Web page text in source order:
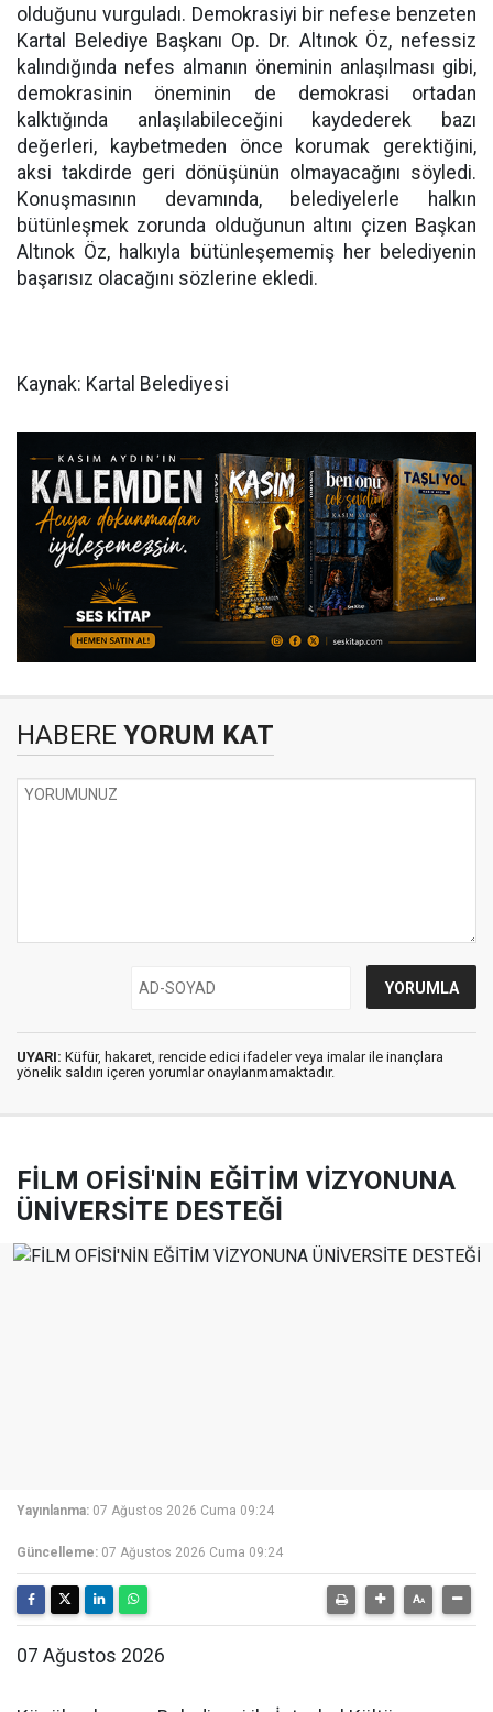
olduğunu vurguladı. Demokrasiyi bir nefese benzeten
Kartal Belediye Başkanı Op. Dr. Altınok Öz, nefessiz
kalındığında nefes almanın öneminin anlaşılması gibi,
demokrasinin öneminin de demokrasi ortadan
kalktığında anlaşılabileceğini kaydederek bazı
değerleri, kaybetmeden önce korumak gerektiğini,
aksi takdirde geri dönüşünün olmayacağını söyledi.
Konuşmasının devamında, belediyelerle halkın
bütünleşmek zorunda olduğunun altını çizen Başkan
Altınok Öz, halkıyla bütünleşememiş her belediyenin
başarısız olacağını sözlerine ekledi.
Kaynak: Kartal Belediyesi
HABERE YORUM KAT
UYARI: Küfür, hakaret, rencide edici ifadeler veya imalar ile inançlara
yönelik saldırı içeren yorumlar onaylanmamaktadır.
FİLM OFİSİ'NİN EĞİTİM VİZYONUNA
ÜNİVERSİTE DESTEĞİ
Yayınlanma: 07 Ağustos 2026 Cuma 09:24
Güncelleme: 07 Ağustos 2026 Cuma 09:24
07 Ağustos 2026